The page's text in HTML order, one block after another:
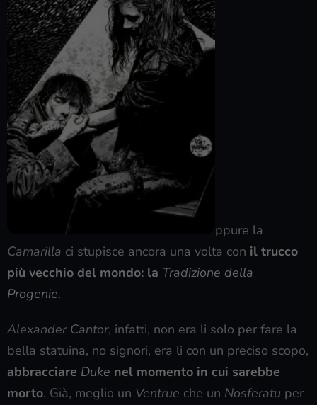
ppure la
Camarilla ci stupisce ancora una volta con il trucco
più vecchio del mondo: la Tradizione della
Progenie.
Alexander Cantor, infatti, non era li solo per fare la
bella statuina, no signori, era li con un preciso scopo,
abbracciare Duke nel momento in cui sarebbe
morto. Già, meglio un Ventrue che un Nosferatu per